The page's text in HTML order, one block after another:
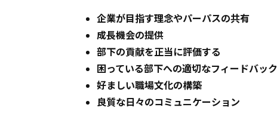
企業が目指す理念やパーパスの共有
成長機会の提供
部下の貢献を正当に評価する
困っている部下への適切なフィードバック
好ましい職場文化の構築
良質な日々のコミュニケーション